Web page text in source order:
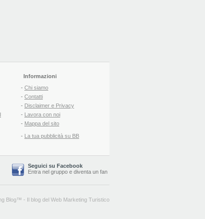
Informazioni
- Chi siamo
- Contatti
- Disclaimer e Privacy
- Lavora con noi
- Mappa del sito
- La tua pubblicità su BB
Seguici su Facebook
Entra nel gruppo e diventa un fan
Blog™ - Il blog del Web Marketing Turistico